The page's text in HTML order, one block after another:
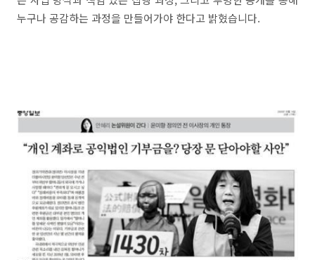
누구나 공감하는 과정을 만들어가야 한다고 밝혔습니다.